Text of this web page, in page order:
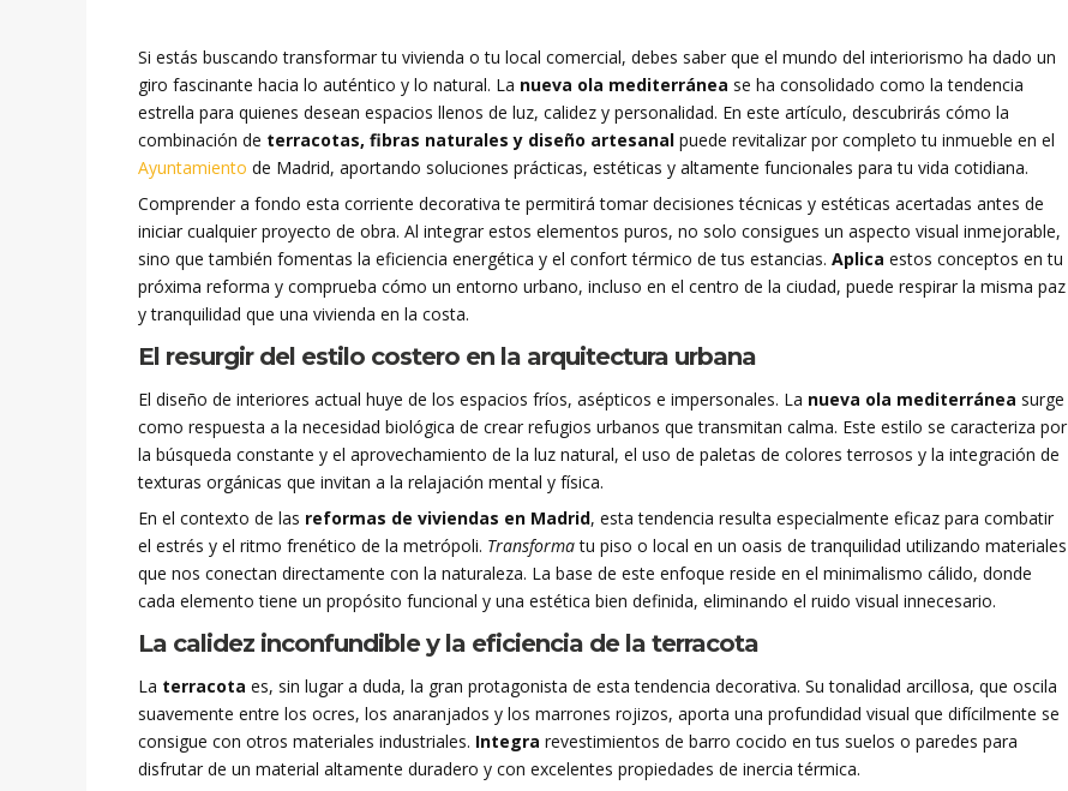
Si estás buscando transformar tu vivienda o tu local comercial, debes saber que el mundo del interiorismo ha dado un
giro fascinante hacia lo auténtico y lo natural. La nueva ola mediterránea se ha consolidado como la tendencia
estrella para quienes desean espacios llenos de luz, calidez y personalidad. En este artículo, descubrirás cómo la
combinación de terracotas, fibras naturales y diseño artesanal puede revitalizar por completo tu inmueble en el
Ayuntamiento de Madrid, aportando soluciones prácticas, estéticas y altamente funcionales para tu vida cotidiana.
Comprender a fondo esta corriente decorativa te permitirá tomar decisiones técnicas y estéticas acertadas antes de
iniciar cualquier proyecto de obra. Al integrar estos elementos puros, no solo consigues un aspecto visual inmejorable,
sino que también fomentas la eficiencia energética y el confort térmico de tus estancias.Aplica estos conceptos en tu
próxima reforma y comprueba cómo un entorno urbano, incluso en el centro de la ciudad, puede respirar la misma paz
y tranquilidad que una vivienda en la costa.
El resurgir del estilo costero en la arquitectura urbana
El diseño de interiores actual huye de los espacios fríos, asépticos e impersonales. La nueva ola mediterránea surge
como respuesta a la necesidad biológica de crear refugios urbanos que transmitan calma. Este estilo se caracteriza por
la búsqueda constante y el aprovechamiento de la luz natural, el uso de paletas de colores terrosos y la integración de
texturas orgánicas que invitan a la relajación mental y física.
En el contexto de las reformas de viviendas en Madrid, esta tendencia resulta especialmente eficaz para combatir
el estrés y el ritmo frenético de la metrópoli. Transformatu piso o local en un oasis de tranquilidad utilizando materiales
que nos conectan directamente con la naturaleza. La base de este enfoque reside en el minimalismo cálido, donde
cada elemento tiene un propósito funcional y una estética bien definida, eliminando el ruido visual innecesario.
La calidez inconfundible y la eficiencia de la terracota
La terracota es, sin lugar a duda, la gran protagonista de esta tendencia decorativa. Su tonalidad arcillosa, que oscila
suavemente entre los ocres, los anaranjados y los marrones rojizos, aporta una profundidad visual que difícilmente se
consigue con otros materiales industriales. Integra revestimientos de barro cocido en tus suelos o paredes para
disfrutar de un material altamente duradero y con excelentes propiedades de inercia térmica.